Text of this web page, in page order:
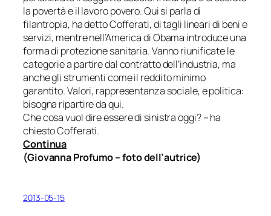
la povertà e il lavoro povero. Qui si parla di
filantropia, ha detto Cofferati, di tagli lineari di beni e
servizi, mentre nell’America di Obama introduce una
forma di protezione sanitaria. Vanno riunificate le
categorie a partire dal contratto dell’industria, ma
anche gli strumenti come il reddito minimo
garantito. Valori, rappresentanza sociale, e politica:
bisogna ripartire da qui.
Che cosa vuol dire essere di sinistra oggi?– ha
chiesto Cofferati.
Continua
(Giovanna Profumo –foto dell’autrice)
2013-05-15